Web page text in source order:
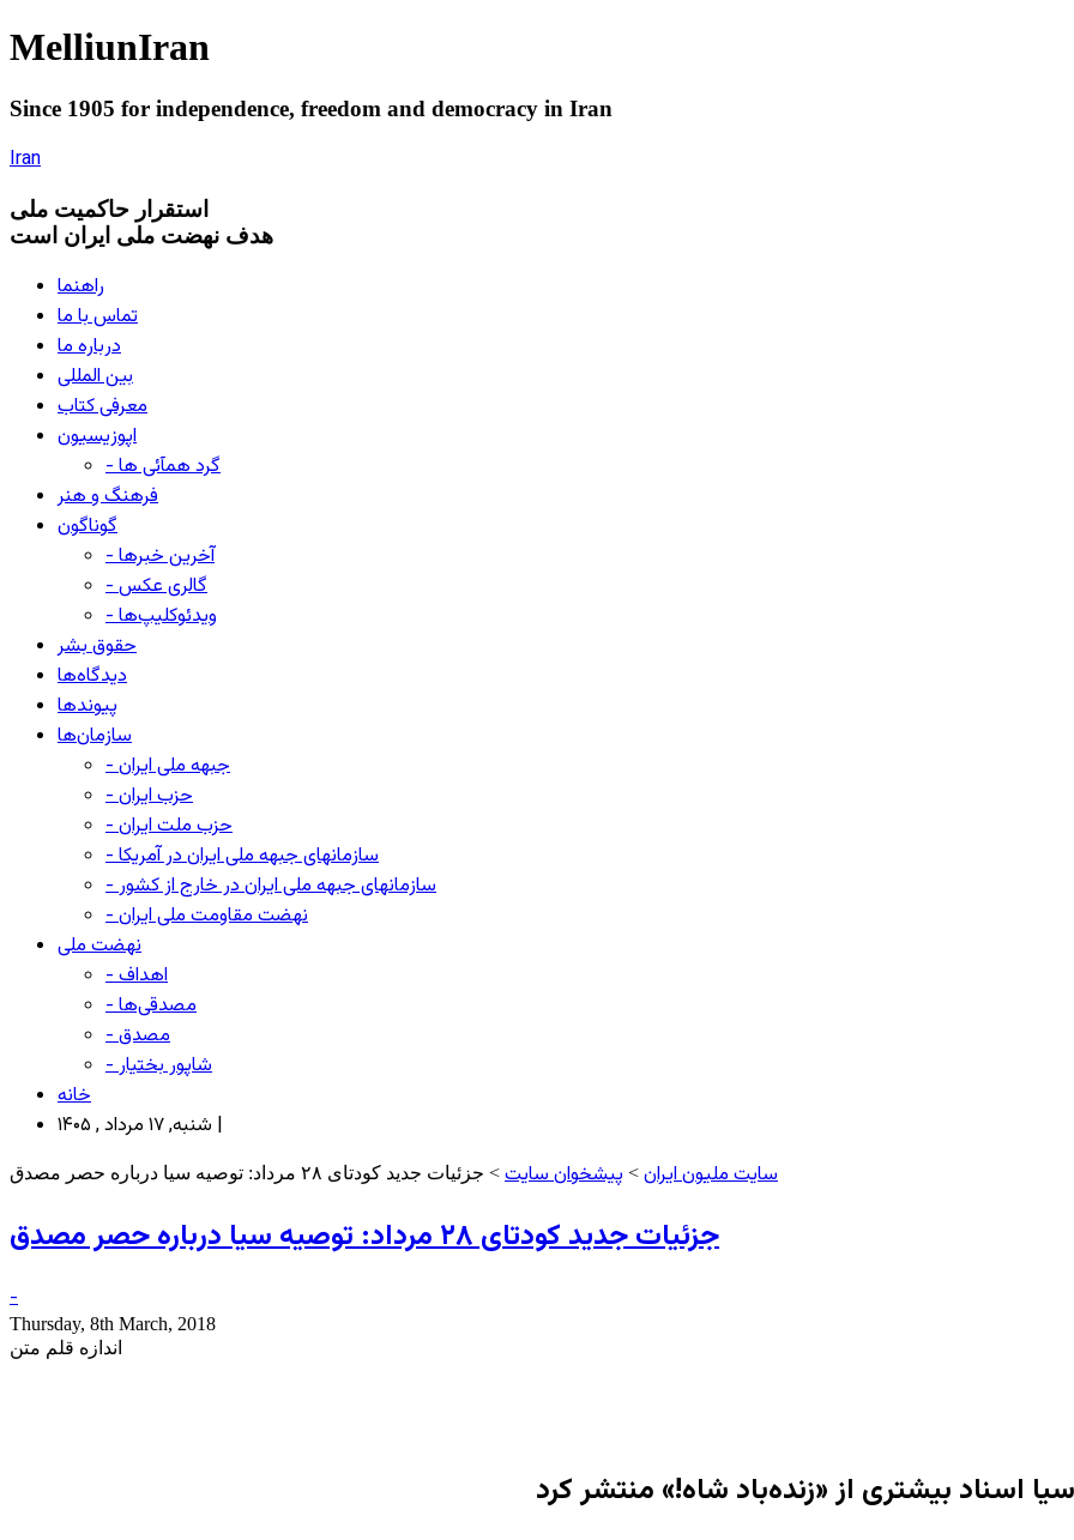
MelliunIran
Since 1905 for independence, freedom and democracy in Iran
Iran
استقرار حاکميت ملی
هدف نهضت ملی ایران است
راهنما
تماس با ما
درباره ما
بین المللی
معرفی کتاب
اپوزیسیون
- گرد همآئی ها
فرهنگ و هنر
گوناگون
- آخرین خبرها
- گالری عکس
- ویدئوکلیپ‌ها
حقوق بشر
دیدگاه‌ها
پیوندها
سازمان‌ها
- جبهه ملی ایران
- حزب ایران
- حزب ملت ایران
- سازمانهای جبهه ملی ایران در آمریکا
- سازمانهای جبهه ملی ایران در خارج از کشور
- نهضت مقاومت ملی ایران
نهضت ملی
- اهداف
- مصدقی‌ها
- مصدق
- شاپور بختیار
خانه
شنبه, ۱۷ مرداد , ۱۴۰۵ |
سایت ملیون ایران > پیشخوان سایت > جزئیات جدید کودتای ۲۸ مرداد: توصیه سیا درباره حصر مصدق
جزئیات جدید کودتای ۲۸ مرداد: توصیه سیا درباره حصر مصدق
-
Thursday, 8th March, 2018
اندازه قلم متن
سیا اسناد بیشتری از «زنده‌باد شاه!» منتشر کرد